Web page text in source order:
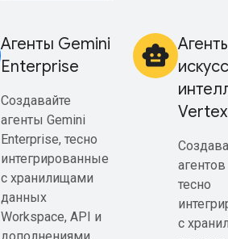
Агенты Gemini
Enterprise
Создавайте
агенты Gemini
Enterprise, тесно
интегрированные
с хранилищами
данных
Workspace, API и
дополнениями.
smart_toy
Vertex
тесно
с